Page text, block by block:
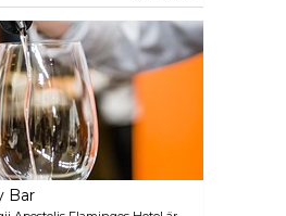
och njuta utav en kopp
Bar